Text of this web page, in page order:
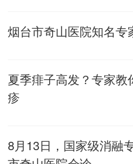
烟台市奇山医院知名专
夏季痱子高发？专家
疹
8月13日，国家级消融